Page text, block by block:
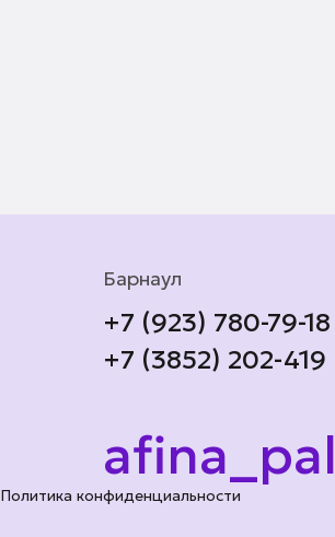
Барнаул
+7 (923) 780-79-18
+7 (3852) 202-419
Политика конфиденциальности